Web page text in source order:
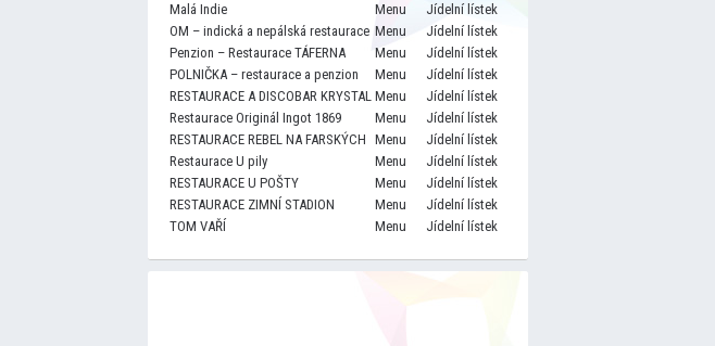
Malá Indie
Menu
Jídelní lístek
OM – indická a nepálská restaurace Menu
Jídelní lístek
Penzion – Restaurace TÁFERNA
Menu
Jídelní lístek
POLNIČKA – restaurace a penzion
Menu
Jídelní lístek
RESTAURACE A DISCOBAR KRYSTAL Menu
Jídelní lístek
Restaurace Originál Ingot 1869
Menu
Jídelní lístek
RESTAURACE REBEL NA FARSKÝCH Menu
Jídelní lístek
Restaurace U pily
Menu
Jídelní lístek
RESTAURACE U POŠTY
Menu
Jídelní lístek
RESTAURACE ZIMNÍ STADION
Menu
Jídelní lístek
TOM VAŘÍ
Menu Jídelní lístek